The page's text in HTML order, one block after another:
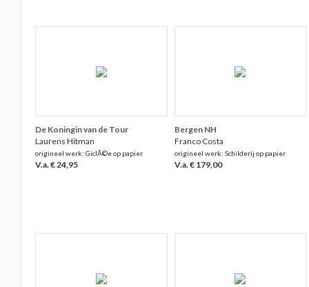
De Koningin van de Tour
Laurens Hitman
origineel werk: GiclÃ©e op papier
V.a. € 24,95
Bergen NH
Franco Costa
origineel werk: Schilderij op papier
V.a. € 179,00